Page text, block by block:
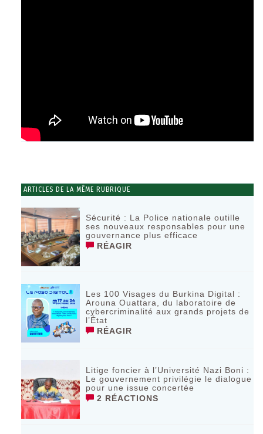
ARTICLES DE LA MÊME RUBRIQUE
Sécurité : La Police nationale outille
ses nouveaux responsables pour une
gouvernance plus efficace
RÉAGIR
Les 100 Visages du Burkina Digital :
Arouna Ouattara, du laboratoire de
cybercriminalité aux grands projets de
l’État
RÉAGIR
Litige foncier à l’Université Nazi Boni :
Le gouvernement privilégie le dialogue
pour une issue concertée
2 RÉACTIONS